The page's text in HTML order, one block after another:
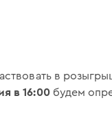
в
в 16:00 будем